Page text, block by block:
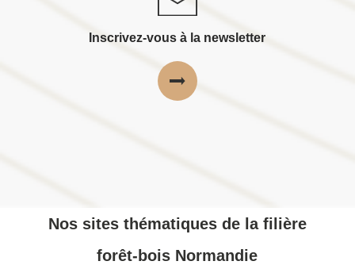
Inscrivez-vous à la newsletter
Nos sites thématiques de la filière
forêt-bois Normandie